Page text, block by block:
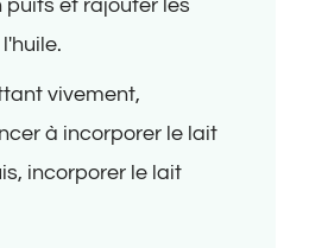
puits et rajouter les
vivement,
à incorporer le lait
incorporer le lait